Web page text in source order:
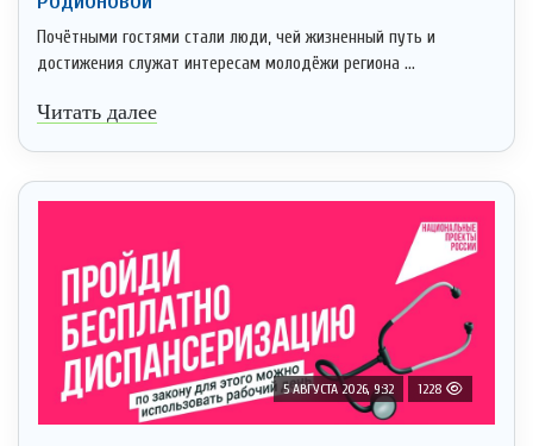
Почётными гостями стали люди, чей жизненный путь и
достижения служат интересам молодёжи региона ...
Читать далее
5 АВГУСТА 2026, 9:32 1228